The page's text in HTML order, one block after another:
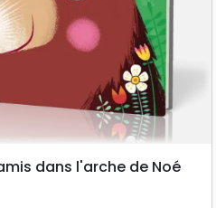
dans l'arche de Noé